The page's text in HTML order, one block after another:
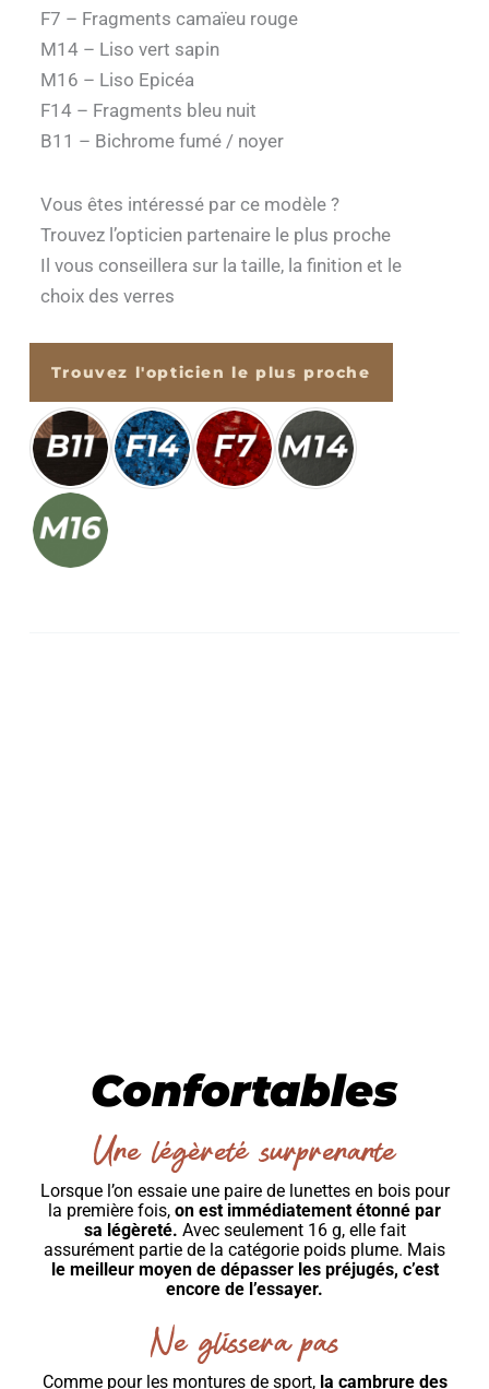
F7 – Fragments camaïeu rouge
M14 – Liso vert sapin
M16 – Liso Epicéa
F14 – Fragments bleu nuit
B11 – Bichrome fumé / noyer
Vous êtes intéressé par ce modèle ?
Trouvez l’opticien partenaire le plus proche
Il vous conseillera sur la taille, la finition et le
choix des verres
Trouvez l'opticien le plus proche
Confortables
Une légèreté surprenante
Lorsque l’on essaie une paire de lunettes en bois pour
la première fois, on est immédiatement étonné par
sa légèreté. Avec seulement 16 g, elle fait
assurément partie de la catégorie poids plume. Mais
le meilleur moyen de dépasser les préjugés, c’est
encore de l’essayer.
Ne glissera pas
Comme pour les montures de sport, la cambrure des